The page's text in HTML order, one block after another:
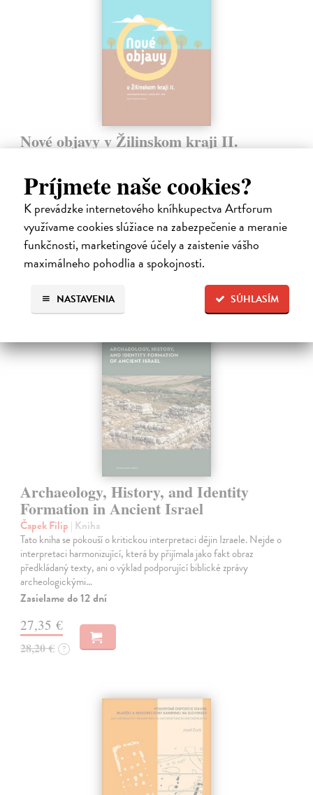
Príjmete naše cookies?
K prevádzke internetového kníhkupectva Artforum
využívame cookies slúžiace na zabezpečenie a meranie
funkčnosti, marketingové účely a zaistenie vášho
maximálneho pohodlia a spokojnosti.
SÚHLASÍM
NASTAVENIA
Nové objavy v Žilinskom kraji II.
približujú rôzne archeologické akcie v 56 katastroch Žilinského kraja
a viaceré odovzdané archeologické nálezy. Okrem písomných
informácií, množstva…
Na sklade ?
40,00 €
Archaeology, History, and Identity
Formation in Ancient Israel
Čapek Filip | Kniha
Tato kniha se pokouší o kritickou interpretaci dějin Izraele. Nejde o
interpretaci harmonizující, která by přijímala jako fakt obraz
předkládaný texty, ani o výklad podporující biblické zprávy
archeologickými…
Zasielame do 12 dní
27,35 €
28,20 € ?